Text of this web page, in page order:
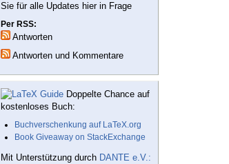
Sie für alle Updates hier in Frage
Per RSS:
Antworten
Antworten und Kommentare
Doppelte Chance auf
kostenloses Buch:
Buchverschenkung auf LaTeX.org
Book Giveaway on StackExchange
Mit Unterstützung durch DANTE e.V.: